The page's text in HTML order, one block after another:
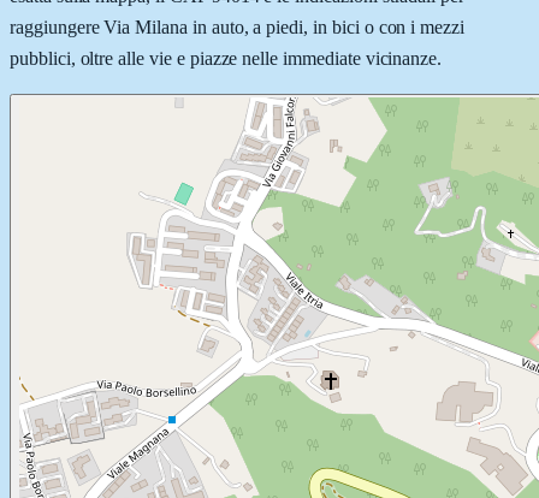
raggiungere Via Milana in auto, a piedi, in bici o con i mezzi
pubblici, oltre alle vie e piazze nelle immediate vicinanze.